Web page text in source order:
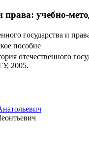
права: учебно-
государства и
пособие
отечественного
2005.